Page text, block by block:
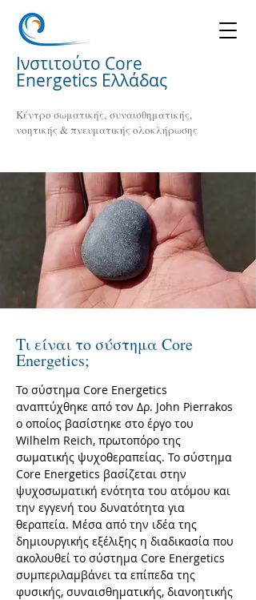
Ινστιτούτο Core
Energetics Ελλάδας
Κέντρο σωματικής, συναισθηματικής,
νοητικής & πνευματικής ολοκλήρωσης
Τι είναι το σύστημα Core
Energetics;
Το σύστημα Core Energetics
αναπτύχθηκε από τον Δρ. John Pierrakos
ο οποίος βασίστηκε στο έργο του
Wilhelm Reich, πρωτοπόρο της
σωματικής ψυχοθεραπείας. Το σύστημα
Core Energetics βασίζεται στην
ψυχοσωματική ενότητα του ατόμου και
την εγγενή του δυνατότητα για
θεραπεία. Μέσα από την ιδέα της
δημιουργικής εξέλιξης η διαδικασία που
ακολουθεί το σύστημα Core Energetics
συμπεριλαμβάνει τα επίπεδα της
φυσικής, συναισθηματικής, διανοητικής